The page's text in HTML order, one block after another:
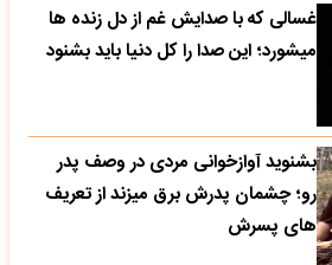
غسالی که با صدایش غم از دل زنده ها
میشورد؛ این صدا را کل دنیا باید بشنود
بشنوید آوازخوانی مردی در وصف پدر
رو؛ چشمان پدرش برق میزند از تعریف
های پسرش